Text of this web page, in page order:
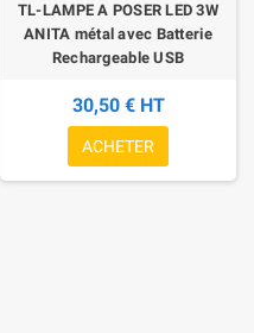
TL-LAMPE A POSER LED 3W
ANITA métal avec Batterie
Rechargeable USB
30,50 € HT
ACHETER